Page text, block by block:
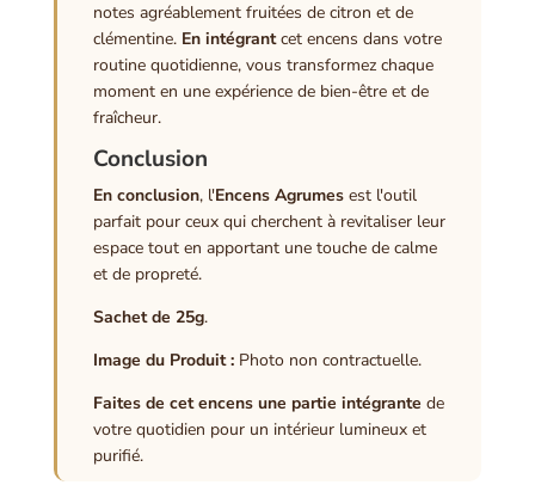
notes agréablement fruitées de citron et de
clémentine. En intégrantcet encens dans votre
routine quotidienne, vous transformez chaque
moment en une expérience de bien-être et de
fraîcheur.
Conclusion
En conclusion, l'Encens Agrumesest l'outil
parfait pour ceux qui cherchent à revitaliser leur
espace tout en apportant une touche de calme
et de propreté.
Sachet de 25g.
Image du Produit :Photo non contractuelle.
Faites de cet encens une partie intégrante de
votre quotidien pour un intérieur lumineux et
purifié.